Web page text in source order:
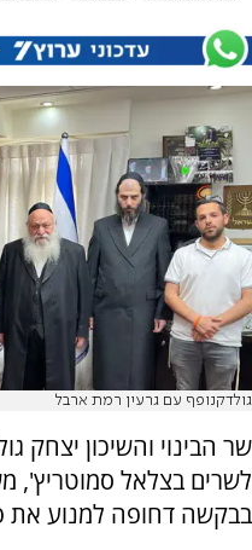
גולדקנופף עם גרעין רמת ארבל
שר הבינוי והשיכון יצחק
לשרים בצלאל סמוטריץ',
בבקשה דחופה למנוע את